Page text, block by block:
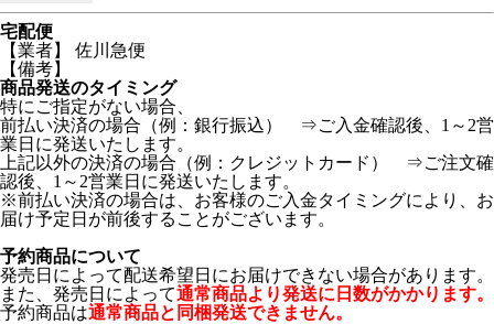
宅配便
【業者】 佐川急便
【備考】
商品発送のタイミング
特にご指定がない場合、
前払い決済の場合（例：銀行振込） ⇒ご入金確認後、1～2営
業日に発送いたします。
上記以外の決済の場合（例：クレジットカード） ⇒ご注文確
認後、1～2営業日に発送いたします。
※前払い決済の場合は、お客様のご入金タイミングにより、お
届け予定日が前後することがございます。
予約商品について
発売日によって配送希望日にお届けできない場合があります。
また、発売日によって通常商品より発送に日数がかかります。
予約商品は通常商品と同梱発送できません。